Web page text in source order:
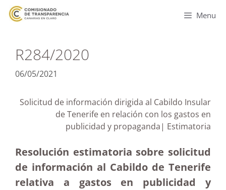
Menu
R284/2020
06/05/2021
Solicitud de información dirigida al Cabildo Insular
de Tenerife en relación con los gastos en
publicidad y propaganda| Estimatoria
Resolución estimatoria sobre solicitud
de información al Cabildo de Tenerife
relativa a gastos en publicidad y